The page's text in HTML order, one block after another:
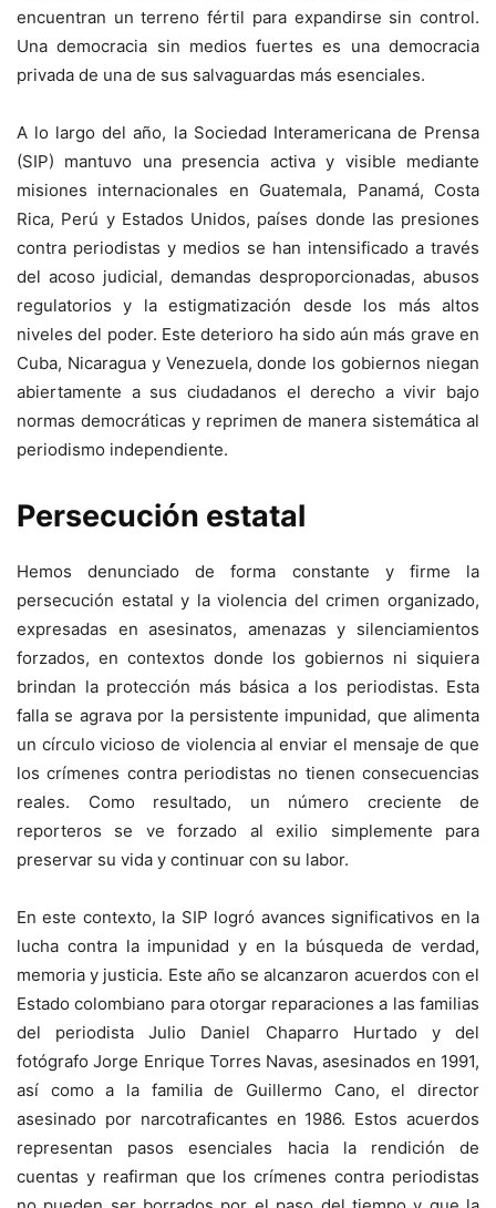
encuentran un terreno fértil para expandirse sin control.
Una democracia sin medios fuertes es una democracia
privada de una de sus salvaguardas más esenciales.
A lo largo del año, la Sociedad Interamericana de Prensa
(SIP) mantuvo una presencia activa y visible mediante
misiones internacionales en Guatemala, Panamá, Costa
Rica, Perú y Estados Unidos, países donde las presiones
contra periodistas y medios se han intensificado a través
del acoso judicial, demandas desproporcionadas, abusos
regulatorios y la estigmatización desde los más altos
niveles del poder. Este deterioro ha sido aún más grave en
Cuba, Nicaragua y Venezuela, donde los gobiernos niegan
abiertamente a sus ciudadanos el derecho a vivir bajo
normas democráticas y reprimen de manera sistemática al
periodismo independiente.
Persecución estatal
Hemos denunciado de forma constante y firme la
persecución estatal y la violencia del crimen organizado,
expresadas en asesinatos, amenazas y silenciamientos
forzados, en contextos donde los gobiernos ni siquiera
brindan la protección más básica a los periodistas. Esta
falla se agrava por la persistente impunidad, que alimenta
un círculo vicioso de violencia al enviar el mensaje de que
los crímenes contra periodistas no tienen consecuencias
reales. Como resultado, un número creciente de
reporteros se ve forzado al exilio simplemente para
preservar su vida y continuar con su labor.
En este contexto, la SIP logró avances significativos en la
lucha contra la impunidad y en la búsqueda de verdad,
memoria y justicia. Este año se alcanzaron acuerdos con el
Estado colombiano para otorgar reparaciones a las familias
del periodista Julio Daniel Chaparro Hurtado y del
fotógrafo Jorge Enrique Torres Navas, asesinados en 1991,
así como a la familia de Guillermo Cano, el director
asesinado por narcotraficantes en 1986. Estos acuerdos
representan pasos esenciales hacia la rendición de
cuentas y reafirman que los crímenes contra periodistas